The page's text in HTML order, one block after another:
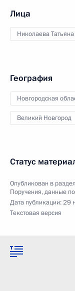
Лица
Николаева
География
Новгородская
Великий Новгород
Статус
Опубликован в
Поручения, данные
Дата публикации:29
Текстовая версия